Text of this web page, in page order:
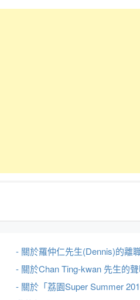
- 關於羅仲仁先生(Dennis)的離
- 關於Chan Ting-kwan 先生的
- 關於「荔園Super Summer